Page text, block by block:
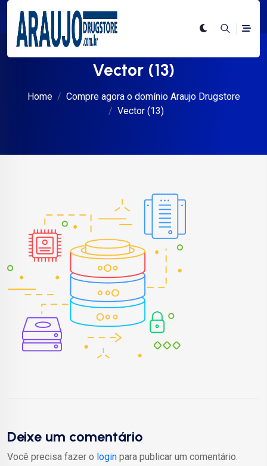
Vector (13)
Home
Compre agora o domínio Araujo Drugstore
Vector (13)
Deixe um comentário
Você precisa fazer o login para publicar um comentário.